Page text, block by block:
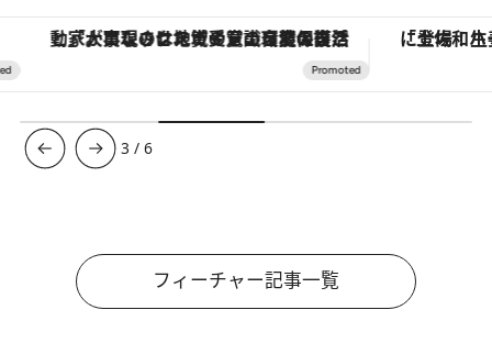
「大事なのは地域の意識を変えること」。ロレックス賞受賞の自然保護活動家が実現させたナイジェリアの自然環境の復活
3 /6
フィーチャー記事一覧